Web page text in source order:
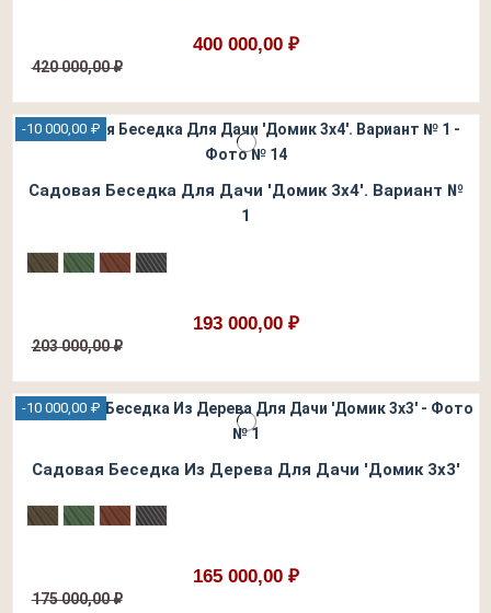
400 000,00 ₽
420 000,00 ₽
-10 000,00 ₽
Садовая Беседка Для Дачи 'Домик 3х4'. Вариант №
1
193 000,00 ₽
203 000,00 ₽
-10 000,00 ₽
Садовая Беседка Из Дерева Для Дачи 'Домик 3х3'
165 000,00 ₽
175 000,00 ₽